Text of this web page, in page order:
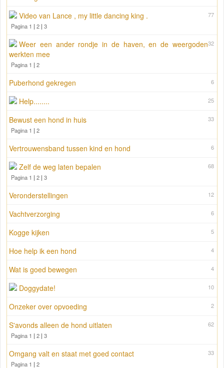
77
Video van Lance , my little dancing king .
Pagina 1 | 2 | 3
32
Weer een ander rondje in de haven, en de weergoden
werkten mee
Pagina 1 | 2
6
Puberhond gekregen
25
Help........
33
Bewust een hond in huis
Pagina 1 | 2
6
Vertrouwensband tussen kind en hond
68
Zelf de weg laten bepalen
Pagina 1 | 2 | 3
12
Veronderstellingen
6
Vachtverzorging
5
Kogge kijken
4
Hoe help ik een hond
4
Wat is goed bewegen
10
Doggydate!
2
Onzeker over opvoeding
62
S'avonds alleen de hond uitlaten
Pagina 1 | 2 | 3
33
Omgang valt en staat met goed contact
Pagina 1 | 2